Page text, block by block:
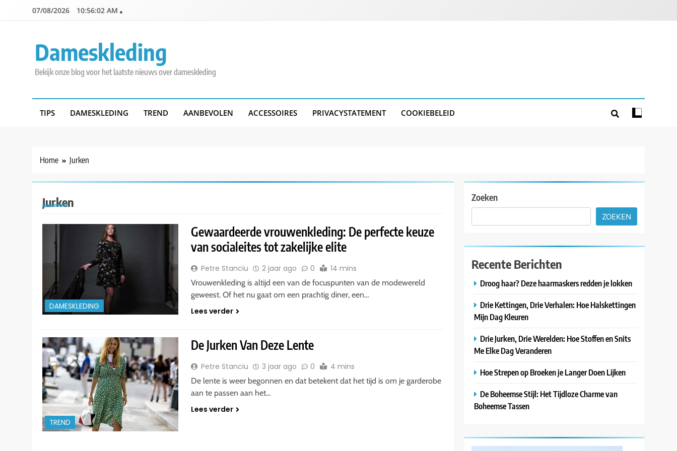
07/08/2026 10:56:02 AM
Dameskleding
Bekijk onze blog voor het laatste nieuws over dameskleding
TIPS DAMESKLEDING TREND AANBEVOLEN ACCESSOIRES PRIVACYSTATEMENT COOKIEBELEID
Home Jurken
Jurken
DAMESKLEDING
Gewaardeerde vrouwenkleding: De perfecte keuze
van socialeites tot zakelijke elite
Petre Stanciu 2 jaar ago 0 14 mins
Vrouwenkleding is altijd een van de focuspunten van de modewereld
geweest. Of het nu gaat om een ​​prachtig diner, een…
Lees verder
TREND
De Jurken Van Deze Lente
Petre Stanciu 3 jaar ago 0 4 mins
De lente is weer begonnen en dat betekent dat het tijd is om je garderobe
aan te passen aan het…
Lees verder
Zoeken
ZOEKEN
Recente Berichten
Droog haar? Deze haarmaskers redden je lokken
Drie Kettingen, Drie Verhalen: Hoe Halskettingen
Mijn Dag Kleuren
Drie Jurken, Drie Werelden: Hoe Stoffen en Snits
Me Elke Dag Veranderen
Hoe Strepen op Broeken je Langer Doen Lijken
De Boheemse Stijl: Het Tijdloze Charme van
Boheemse Tassen